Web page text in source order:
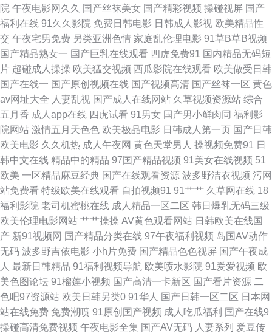
91大神黑丝在线 91www豆花 久久八七偷拍伦理 日韩综合色色 伊人久久国产
视频 超碰免费在线99 国产精品美女av 久热大香蕉 青青草视频福利 亚洲毛片
基地专区 91青青操网站 超碰狠狠 国产中文 欧美精品一级片 午夜三级影院
91迷奸精品 丁香8月大香蕉 老司机福院视频 午夜销魂福利 91久久一 宅福利
白浆 avtt伊人 大香蕉AV导航网 亚洲吃瓜福利 91涩涩网站 草比电影网 成人不
卡视频 国模100p 青娱乐92 肏屄五月天 国产精品丝袜 九一成人秘网 欧美99
导航 亚洲黄色黄色网址 91啦九色绿帽 AV线上 福利地址发布页 狠狠喽老司
机 欧美男女性生活 深夜浮力视频 性欧美日韩 91茄子在线看 含羞草免费91
免费看草逼 欧洲性生活社区 色先锋影音AV 亚洲成人免费电影 中文字幕欧美
专区 91亚洲网站 www国产色片 东京热AV导航网 精东免费视频 免费的瑟瑟
的网站 日本丝袜足交 丝袜视频 亚洲情色图网站 91干逼网 99热精偷拍 超碰
院 午夜电影网久久 国产丝袜美女 国产精彩视频 操碰视屏 国产
福利在线 91久久影院 免费日韩电影 日韩成人影视 欧美精品性
交 午夜宅男免费 另类亚洲色情 家庭乱伦理电影 91草B草B视频
国产精品熟女一 国产巨乳在线观看 四虎免费91 国内精品无码短
片 超碰成人操操 欧美猛交视频 西瓜影院在线观看 欧美做受日韩
国产在线一 国产原创视频在线 国产视频高清 国产丝袜一区 黄色
av网址大全 人妻乱视 国产成人在线网站 久草视频资源站 综合
五月香 成人app在线 四虎试看 91男女 国产男小鲜肉同 福利影
院网站 激情五月天色色 欧美极品电影 日韩成人第一页 国产日韩
欧美电影 久久机热 成人午夜网 黄色天堂男人 操视频免费91 日
韩中文在线 精品中的精品 97国产精品视频 91美女在线视频 51
欧美 一区精品麻豆经典 国产在线观看资源 波多野洁衣视频 污网
站免费看 特级欧美在线观看 自拍视频91 91艹艹 久草网在线 18
福利影院 老司机蜜桃在线 成人精品一区二区 韩日爆乳无码三级
欧美伦理电影网站 艹艹操操 AV黄色观看网站 日韩欧美在线国
产 新91视频网 国产精品分类在线 97午夜福利视频 岛国AV动作
无码 波多野吉依电影 小h片免费 国产精品色色视屏 国产午夜成
人 最新日韩精品 91福利视频导航 欧美喷水影院 91爱爱视频 欧
美色图论坛 91榴莲小视频 国产高清一卡新区 国产看片资源 二
色吧97资源站 欧美日韩另类0 91华人 国产日韩一区二区 日本网
站在线免费 免费潮喷 91原创国产视频 成人吃瓜福利 国产在线9
操碰高清免费视频 午夜电影全集 国产AV无码 人妻系列 爱豆传